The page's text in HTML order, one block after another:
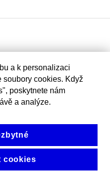
a k personalizaci
soubory cookies. Když
poskytnete nám
a analýze.
cookies